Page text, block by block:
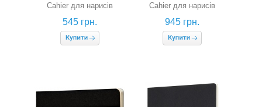
Cahier для нарисів
(кишеньковий, чорний)
545 грн.
Cahier для нарисів
(середній, беж)
945 грн.